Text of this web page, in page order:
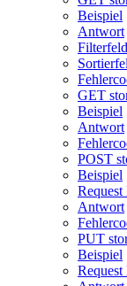
Beispiel
Antwort
GET
Beispiel
Antwort
POST
Beispiel
Antwort
PUT
Beispiel